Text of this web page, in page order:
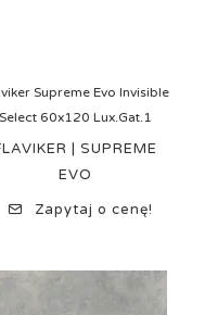
Supreme Evo Invisible
Select 60x120 Lux.Gat.1
| SUPREME
EVO
Zapytaj o cenę!